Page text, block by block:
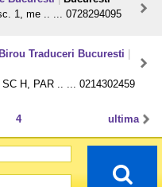
1, me .. ... 0728294095
Traduceri Bucuresti
H, PAR .. ... 0214302459
ultima
4